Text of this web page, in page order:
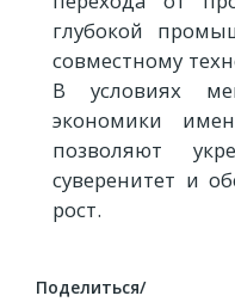
глубокой
совместному
В условиях
экономики
позволяют
суверенитет и
рост.